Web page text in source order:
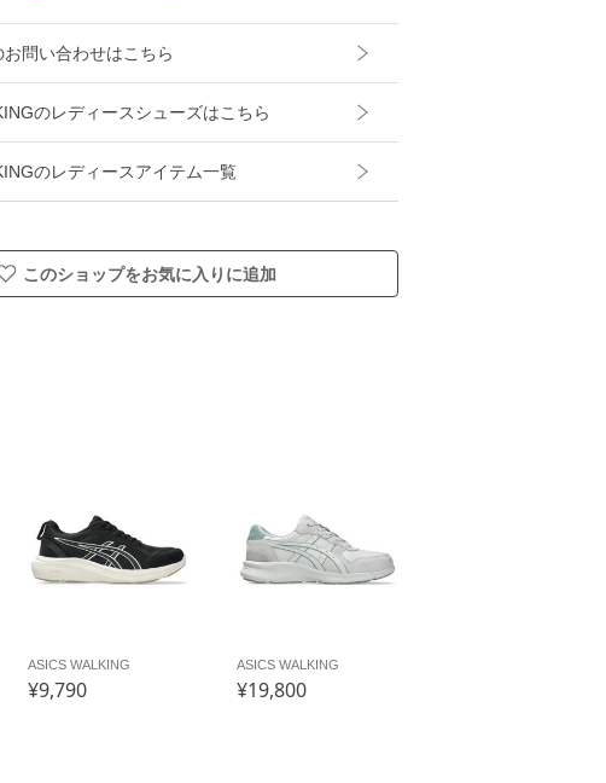
お問い合わせはこちら
のレディースシューズはこちら
のレディースアイテム一覧
このショップをお気に入りに追加
ASICS WALKING
¥9,790
ASICS WALKING
¥19,800